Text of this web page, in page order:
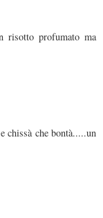
risotto profumato ma
chissà che bontà.....un